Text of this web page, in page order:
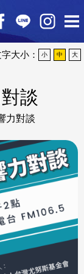
大小： 小 中 大
談
力對談